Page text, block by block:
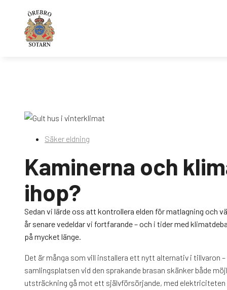
Säker eldning
Kaminerna och
ihop?
Sedan vi lärde oss att kontrollera elden för matlagning och
år senare vedeldar vi fortfarande – och i tider med
på mycket länge.
Det är många som vill installera ett nytt alternativ i
samlingsplatsen vid den sprakande brasan skänker både
utsträckning gå mot ett självförsörjande, med elektriciteten